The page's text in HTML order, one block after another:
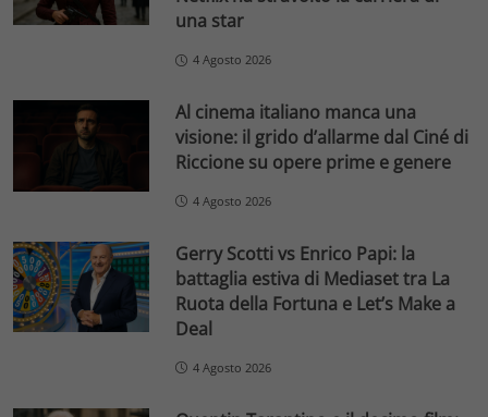
una star
4 Agosto 2026
Al cinema italiano manca una
visione: il grido d’allarme dal Ciné di
Riccione su opere prime e genere
4 Agosto 2026
Gerry Scotti vs Enrico Papi: la
battaglia estiva di Mediaset tra La
Ruota della Fortuna e Let’s Make a
Deal
4 Agosto 2026